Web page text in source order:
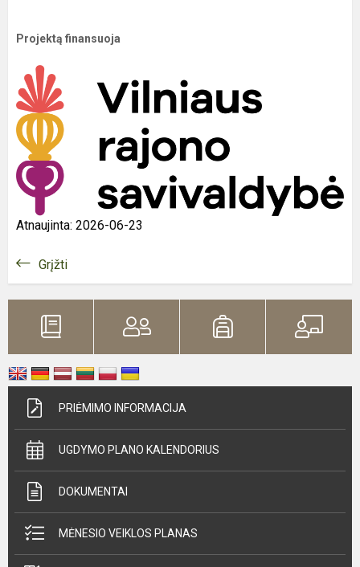
Projektą finansuoja
Atnaujinta: 2026-06-23
Grįžti
PRIĖMIMO INFORMACIJA
UGDYMO PLANO KALENDORIUS
DOKUMENTAI
MĖNESIO VEIKLOS PLANAS